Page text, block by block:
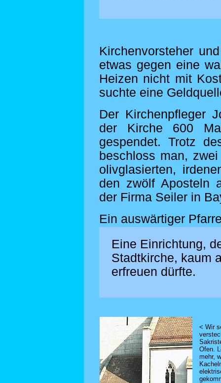
Kirchenvorsteher
etwas gegen eine
Heizen nicht mit
suchte eine
Der Kirchenpfleger
der Kirche 600
gespendet. Trotz
beschloss man,
olivglasierten,
den zwölf Aposteln
der Firma Seiler in
Ein auswärtiger
Eine Einrichtung,
Stadtkirche, kaum
erfreuen dürfte.
< Wir
Ofen.
mehr,